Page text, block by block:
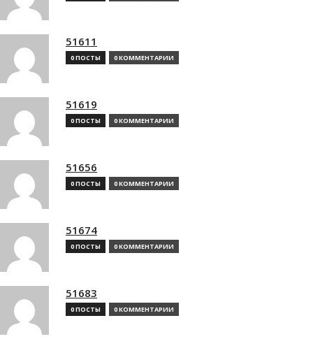
51611
0 ПОСТЫ 0 КОММЕНТАРИИ
51619
0 ПОСТЫ 0 КОММЕНТАРИИ
51656
0 ПОСТЫ 0 КОММЕНТАРИИ
51674
0 ПОСТЫ 0 КОММЕНТАРИИ
51683
0 ПОСТЫ 0 КОММЕНТАРИИ